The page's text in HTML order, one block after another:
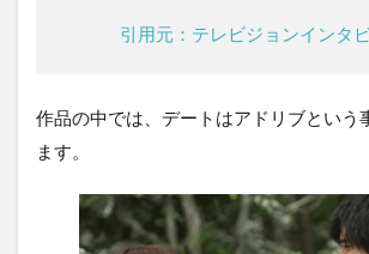
引用元：テレビジョンインタ
作品の中では、デートはアドリブという
ます。